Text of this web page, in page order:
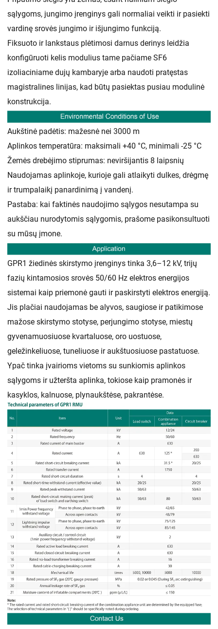
sąlygoms, jungimo įrenginys gali normaliai veikti ir pasiekti
vardinę srovės jungimo ir išjungimo funkciją.
Fiksuoto ir lankstaus plėtimosi darnus derinys leidžia
konfigūruoti kelis modulius tame pačiame SF6
izoliaciniame dujų kambaryje arba naudoti pratęstas
magistralines linijas, kad būtų pasiektas pusiau modulinė
konstrukcija.
Aukštinė padėtis: mažesnė nei 3000 m
Aplinkos temperatūra: maksimali +40 °C, minimali -25 °C
Žemės drebėjimo stiprumas: neviršijantis 8 laipsnių
Naudojamas aplinkoje, kurioje gali atlaikyti dulkes, drėgmę
ir trumpalaikį panardinimą į vandenį.
Pastaba: kai faktinės naudojimo sąlygos nesutampa su
aukščiau nurodytomis sąlygomis, prašome pasikonsultuoti
su mūsų įmone.
GPR1 žiedinės skirstymo įrenginys tinka 3,6–12 kV, trijų
fazių kintamosios srovės 50/60 Hz elektros energijos
sistemai kaip priemonė gauti ir paskirstyti elektros energiją.
Jis plačiai naudojamas be alyvos, saugiose ir patikimose
mažose skirstymo stotyse, perjungimo stotyse, miestų
gyvenamuosiuose kvartaluose, oro uostuose,
geležinkeliuose, tuneliuose ir aukštuosiuose pastatuose.
Ypač tinka įvairioms vietoms su sunkiomis aplinkos
sąlygoms ir užteršta aplinka, tokiose kaip pramonės ir
kasyklos, kalnuose, plynaukštėse, pakrantėse.